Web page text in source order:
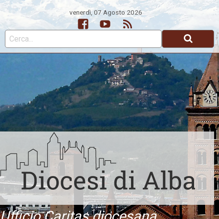
venerdì, 07 Agosto 2026
FacebookYoutubeFeed